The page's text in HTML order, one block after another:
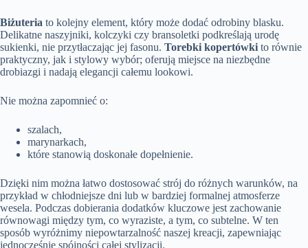
Biżuteria to kolejny element, który może dodać odrobiny blasku.
Delikatne naszyjniki, kolczyki czy bransoletki podkreślają urodę
sukienki, nie przytłaczając jej fasonu. Torebki kopertówki to równie
praktyczny, jak i stylowy wybór; oferują miejsce na niezbędne
drobiazgi i nadają elegancji całemu lookowi.
Nie można zapomnieć o:
szalach,
marynarkach,
które stanowią doskonałe dopełnienie.
Dzięki nim można łatwo dostosować strój do różnych warunków, na
przykład w chłodniejsze dni lub w bardziej formalnej atmosferze
wesela. Podczas dobierania dodatków kluczowe jest zachowanie
równowagi między tym, co wyraziste, a tym, co subtelne. W ten
sposób wyróżnimy niepowtarzalność naszej kreacji, zapewniając
jednocześnie spójności całej stylizacji.